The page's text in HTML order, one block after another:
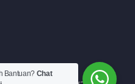
Bantuan? Chat